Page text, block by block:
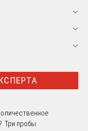
Три пробы